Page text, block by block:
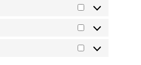
Preferencias
Estadísticas
Marketing
Compensadores
Filtros en Y
Carretes de
remoto eficiente y
agua potable,
industriales y